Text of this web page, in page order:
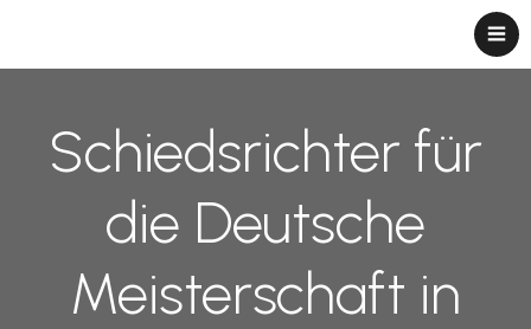
Schiedsrichter für
die Deutsche
Meisterschaft in